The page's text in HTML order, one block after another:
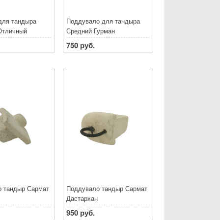
тандыра
Поддувало для тандыра
Средний Гурман
750 руб.
тандыр Сармат
Поддувало тандыр Сармат
Дастархан
950 руб.